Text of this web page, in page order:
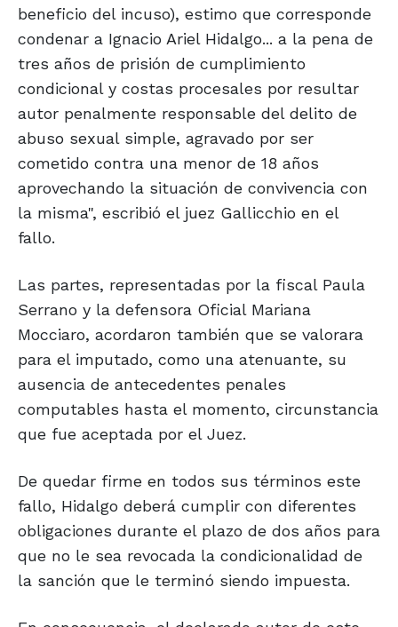
beneficio del incuso), estimo que corresponde
condenar a Ignacio Ariel Hidalgo... a la pena de
tres años de prisión de cumplimiento
condicional y costas procesales por resultar
autor penalmente responsable del delito de
abuso sexual simple, agravado por ser
cometido contra una menor de 18 años
aprovechando la situación de convivencia con
la misma", escribió el juez Gallicchio en el
fallo.
Las partes, representadas por la fiscal Paula
Serrano y la defensora Oficial Mariana
Mocciaro, acordaron también que se valorara
para el imputado, como una atenuante, su
ausencia de antecedentes penales
computables hasta el momento, circunstancia
que fue aceptada por el Juez.
De quedar firme en todos sus términos este
fallo, Hidalgo deberá cumplir con diferentes
obligaciones durante el plazo de dos años para
que no le sea revocada la condicionalidad de
la sanción que le terminó siendo impuesta.